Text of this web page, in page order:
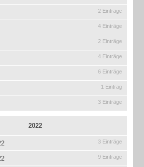
2 Einträge
4 Einträge
2 Einträge
4 Einträge
6 Einträge
1 Eintrag
3 Einträge
2022
3 Einträge
9 Einträge